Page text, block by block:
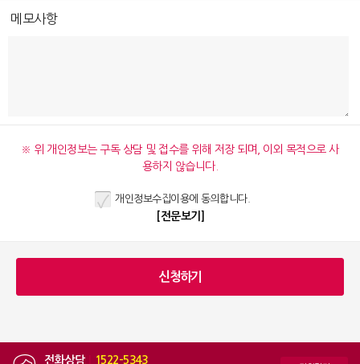
메모사항
※ 위 개인정보는 구독 상담 및 접수를 위해 저장 되며, 이외 목적으로 사
용하지 않습니다.
개인정보수집이용에 동의합니다.
[전문보기]
전화상담 1522-5343